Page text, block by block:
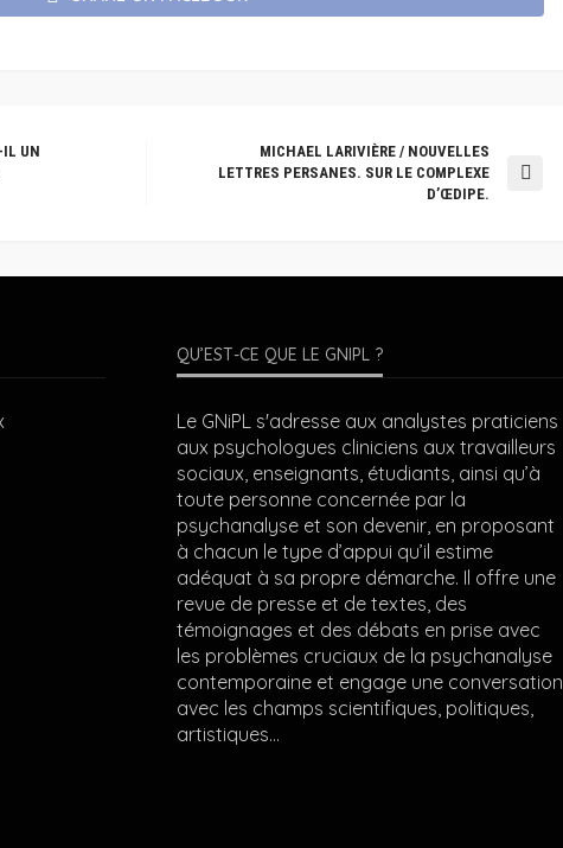
IL UN
MICHAEL LARIVIÈRE / NOUVELLES
LETTRES PERSANES. SUR LE COMPLEXE
D’ŒDIPE.
QU’EST-CE QUE LE GNIPL ?
Le GNiPL s'adresse aux analystes praticiens
aux psychologues cliniciens aux travailleurs
sociaux, enseignants, étudiants, ainsi qu’à
toute personne concernée par la
psychanalyse et son devenir, en proposant
à chacun le type d’appui qu’il estime
adéquat à sa propre démarche. Il offre une
revue de presse et de textes, des
témoignages et des débats en prise avec
les problèmes cruciaux de la psychanalyse
contemporaine et engage une conversation
avec les champs scientifiques, politiques,
artistiques…